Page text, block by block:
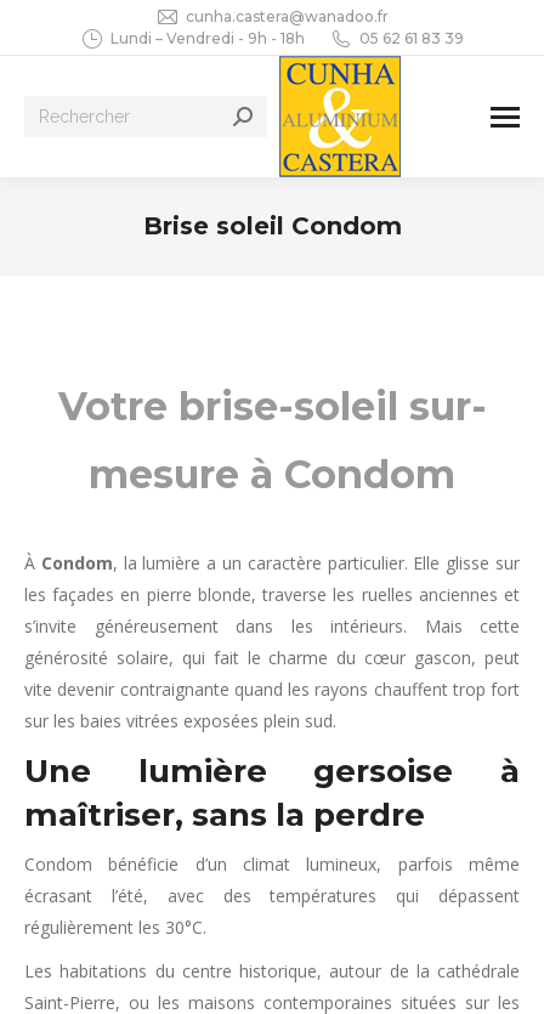
cunha.castera@wanadoo.fr
Lundi – Vendredi - 9h - 18h
05 62 61 83 39
Recherche
Brise soleil Condom
Votre brise-soleil sur-
mesure à Condom
À Condom, la lumière a un caractère particulier. Elle glisse sur
les façades en pierre blonde, traverse les ruelles anciennes et
s’invite généreusement dans les intérieurs. Mais cette
générosité solaire, qui fait le charme du cœur gascon, peut
vite devenir contraignante quand les rayons chauffent trop fort
sur les baies vitrées exposées plein sud.
Une lumière gersoise à
maîtriser, sans la perdre
Condom bénéficie d’un climat lumineux, parfois même
écrasant l’été, avec des températures qui dépassent
régulièrement les 30°C.
Les habitations du centre historique, autour de la cathédrale
Saint-Pierre, ou les maisons contemporaines situées sur les